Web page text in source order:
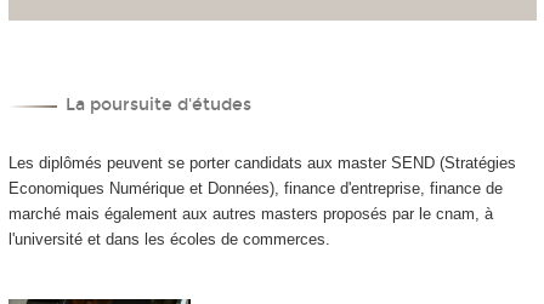
La poursuite d'études
Les diplômés peuvent se porter candidats aux master SEND (Stratégies
Economiques Numérique et Données), finance d'entreprise, finance de
marché mais également aux autres masters proposés par le cnam, à
l'université et dans les écoles de commerces.